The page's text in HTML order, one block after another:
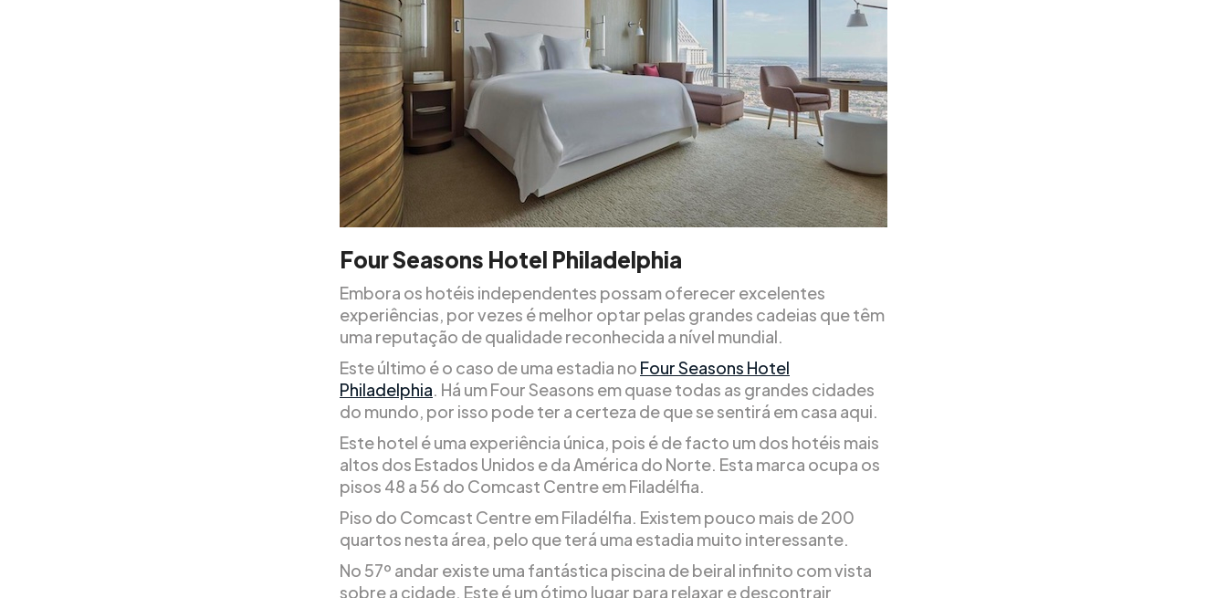
Four Seasons Hotel Philadelphia
Embora os hotéis independentes possam oferecer excelentes
experiências, por vezes é melhor optar pelas grandes cadeias que têm
uma reputação de qualidade reconhecida a nível mundial.
Este último é o caso de uma estadia no Four Seasons Hotel
Philadelphia. Há um Four Seasons em quase todas as grandes cidades
do mundo, por isso pode ter a certeza de que se sentirá em casa aqui.
Este hotel é uma experiência única, pois é de facto um dos hotéis mais
altos dos Estados Unidos e da América do Norte. Esta marca ocupa os
pisos 48 a 56 do Comcast Centre em Filadélfia.
Piso do Comcast Centre em Filadélfia. Existem pouco mais de 200
quartos nesta área, pelo que terá uma estadia muito interessante.
No 57º andar existe uma fantástica piscina de beiral infinito com vista
sobre a cidade. Este é um ótimo lugar para relaxar e descontrair